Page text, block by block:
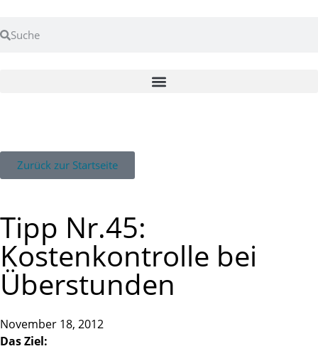
Zurück zur Startseite
Tipp Nr.45:
Kostenkontrolle bei
Überstunden
November 18, 2012
Das Ziel: